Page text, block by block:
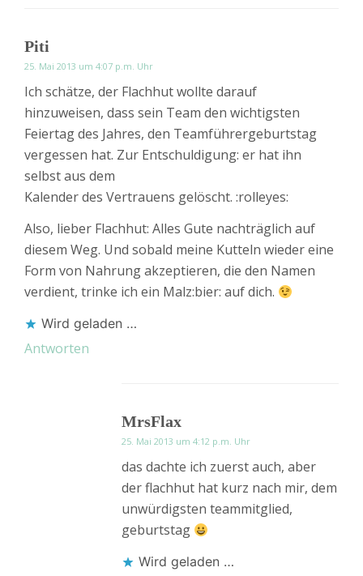
Piti
25. Mai 2013 um 4:07 p.m. Uhr
Ich schätze, der Flachhut wollte darauf
hinzuweisen, dass sein Team den wichtigsten
Feiertag des Jahres, den Teamführergeburtstag
vergessen hat. Zur Entschuldigung: er hat ihn
selbst aus dem
Kalender des Vertrauens gelöscht. :rolleyes:
Also, lieber Flachhut: Alles Gute nachträglich auf
diesem Weg. Und sobald meine Kutteln wieder eine
Form von Nahrung akzeptieren, die den Namen
verdient, trinke ich ein Malz:bier: auf dich.
Wird geladen …
Antworten
MrsFlax
25. Mai 2013 um 4:12 p.m. Uhr
das dachte ich zuerst auch, aber
der flachhut hat kurz nach mir, dem
unwürdigsten teammitglied,
geburtstag
Wird geladen …